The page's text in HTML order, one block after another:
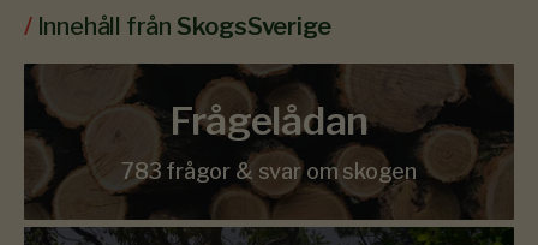
/ Innehåll från SkogsSverige
Frågelådan
783 frågor & svar om skogen